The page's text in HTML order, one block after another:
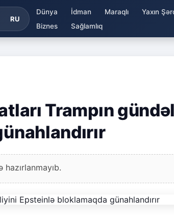
RU
Dünya İdman Maraqlı Yaxın
Biznes
Sağlamlıq
Trampın